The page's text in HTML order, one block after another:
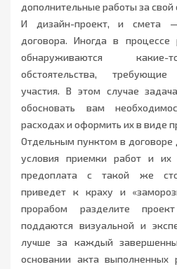
дополнительные работы за свой
И дизайн-проект, и смета
договора. Иногда в процессе
обнаруживаются какие-
обстоятельства,
участия. В этом случае
обосновать вам
расходах и оформить их в виде
Отдельным пунктом в
условия приемки работ и их
предоплата с такой же
приведет к краху и
прорабом разделите
поддаются визуальной и
лучше за каждый
основании акта выполненных